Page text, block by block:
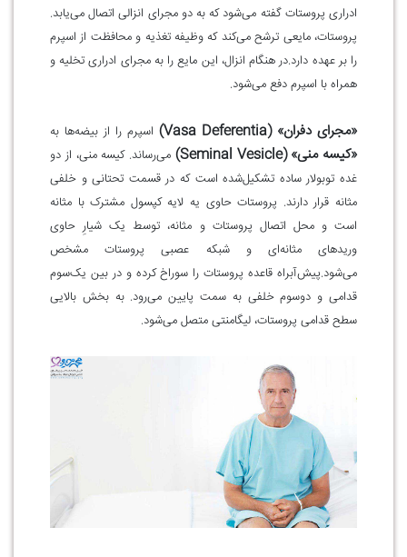
ادراری پروستات گفته می‌شود که به دو مجرای انزالی اتصال می‌یابد.
پروستات، مایعی ترشح می‌کند که وظیفه تغذیه و محافظت از اسپرم
را بر عهده دارد.در هنگام انزال، این مایع را به مجرای ادراری تخلیه و
همراه با اسپرم دفع می‌شود.
«مجرای دفران» (Vasa Deferentia) اسپرم را از بیضه‌ها به
«کیسه منی» (Seminal Vesicle)
می‌رساند. کیسه منی، از دو
غده توبولار ساده تشکیل‌شده است که در قسمت تحتانی و خلفی
مثانه قرار دارند. پروستات حاوی یه لایه کپسول مشترک با مثانه
است و محل اتصال پروستات و مثانه، توسط یک شیارِ حاوی
وریدهای مثانه‌ای و شبکه عصبی پروستات مشخص
می‌شود.پیش‌آبراه قاعده پروستات را سوراخ کرده و در بین یک‌سوم
قدامی و دوسوم خلفی به سمت پایین می‌رود. به بخش بالایی
سطح قدامی پروستات، لیگامنتی متصل می‌شود.